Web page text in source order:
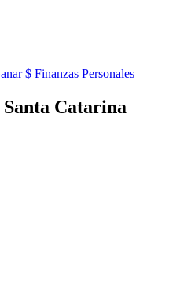
$ Finanzas Personales
Catarina